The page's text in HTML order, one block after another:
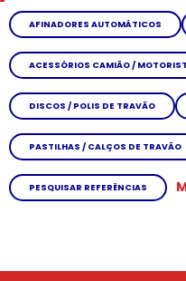
AFINADORES AUTOMÁTICOS
ACESSÓRIOS CAMIÃO /
DISCOS / POLIS DE TRAVÃO
PASTILHAS / CALÇOS DE TRAVÃO
PESQUISAR REFERÊNCIAS